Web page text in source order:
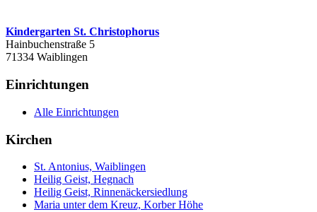
Kindergarten St. Christophorus
Hainbuchenstraße 5
71334 Waiblingen
Einrichtungen
Alle Einrichtungen
Kirchen
St. Antonius, Waiblingen
Heilig Geist, Hegnach
Heilig Geist, Rinnenäckersiedlung
Maria unter dem Kreuz, Korber Höhe